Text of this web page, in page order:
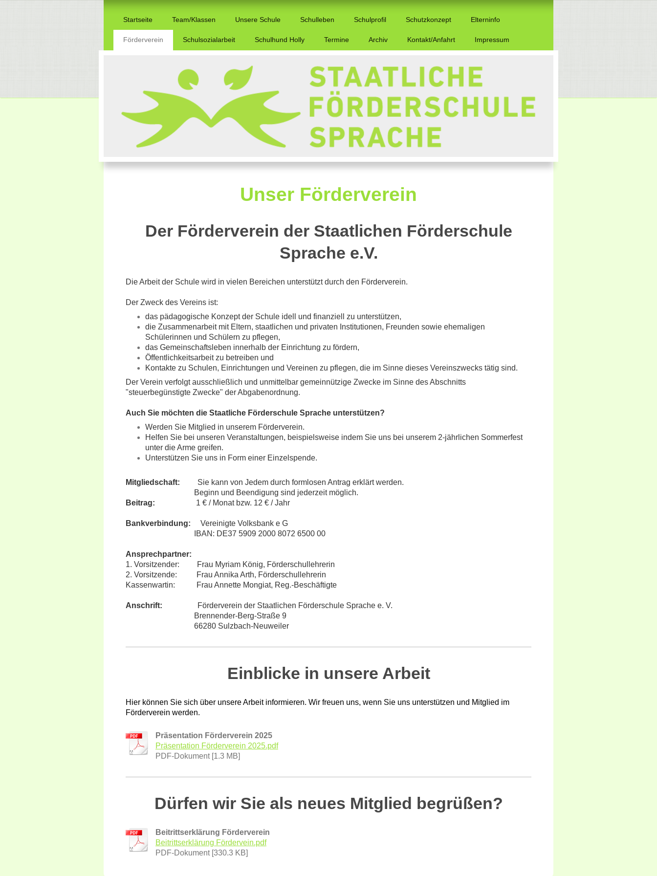
Startseite Team/Klassen Unsere Schule Schulleben Schulprofil Schutzkonzept Elterninfo
Förderverein Schulsozialarbeit Schulhund Holly Termine Archiv Kontakt/Anfahrt Impressum
Unser Förderverein
Der Förderverein der Staatlichen Förderschule
Sprache e.V.
Die Arbeit der Schule wird in vielen Bereichen unterstützt durch den Förderverein.
Der Zweck des Vereins ist:
das pädagogische Konzept der Schule idell und finanziell zu unterstützen,
die Zusammenarbeit mit Eltern, staatlichen und privaten Institutionen, Freunden sowie ehemaligen
Schülerinnen und Schülern zu pflegen,
das Gemeinschaftsleben innerhalb der Einrichtung zu fördern,
Öffentlichkeitsarbeit zu betreiben und
Kontakte zu Schulen, Einrichtungen und Vereinen zu pflegen, die im Sinne dieses Vereinszwecks tätig sind.
Der Verein verfolgt ausschließlich und unmittelbar gemeinnützige Zwecke im Sinne des Abschnitts
"steuerbegünstigte Zwecke" der Abgabenordnung.
Auch Sie möchten die Staatliche Förderschule Sprache unterstützen?
Werden Sie Mitglied in unserem Förderverein.
Helfen Sie bei unseren Veranstaltungen, beispielsweise indem Sie uns bei unserem 2-jährlichen Sommerfest
unter die Arme greifen.
Unterstützen Sie uns in Form einer Einzelspende.
Mitgliedschaft: Sie kann von Jedem durch formlosen Antrag erklärt werden.
Beginn und Beendigung sind jederzeit möglich.
Beitrag:
1 € / Monat bzw. 12 € / Jahr
Bankverbindung: Vereinigte Volksbank e G
IBAN: DE37 5909 2000 8072 6500 00
Ansprechpartner:
1. Vorsitzender: Frau Myriam König, Förderschullehrerin
2. Vorsitzende: Frau Annika Arth, Förderschullehrerin
Kassenwartin: Frau Annette Mongiat, Reg.-Beschäftigte
Anschrift: Förderverein der Staatlichen Förderschule Sprache e. V.
Brennender-Berg-Straße 9
66280 Sulzbach-Neuweiler
Einblicke in unsere Arbeit
Hier können Sie sich über unsere Arbeit informieren. Wir freuen uns, wenn Sie uns unterstützen und Mitglied im
Förderverein werden.
Präsentation Förderverein 2025
Präsentation Förderverein 2025.pdf
PDF-Dokument [1.3 MB]
Dürfen wir Sie als neues Mitglied begrüßen?
Beitrittserklärung Förderverein
Beitrittserklärung Fördervein.pdf
PDF-Dokument [330.3 KB]